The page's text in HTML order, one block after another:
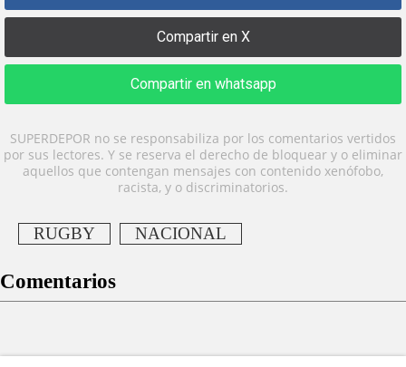
Compartir en X
Compartir en whatsapp
SUPERDEPOR no se responsabiliza por los comentarios vertidos
por sus lectores. Y se reserva el derecho de bloquear y o eliminar
aquellos que contengan mensajes con contenido xenófobo,
racista, y o discriminatorios.
RUGBY NACIONAL
Comentarios